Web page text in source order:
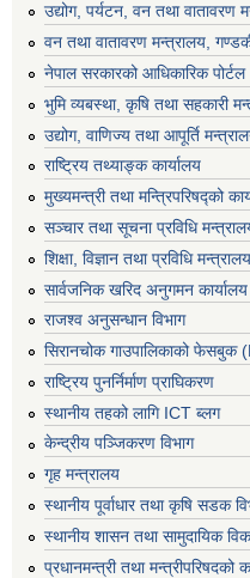
उद्योग, पर्यटन, वन तथा वातावरण
वन तथा वातावरण मन्त्रालय,
नेपाल सरकारको आधिकारिक पोर्टल
भुमि व्यबस्था, कृषि तथा सहकारी
उद्योग, वाणिज्य तथा आपूर्ति
राष्ट्रिय तथ्याङ्क कार्यालय
मुख्यमन्त्री तथा मन्त्रिपरिषद्को
सञ्‍चार तथा सूचना प्रविधि
शिक्षा, विज्ञान तथा प्रविधि मन्त्रालय
सार्वजनिक खरिद अनुगमन कार्यालय
राजश्व अनुसन्धान विभाग
सिरानचोक गाउपालिकाको
राष्ट्रिय पुनर्निर्माण प्राघिकरण
स्थानीय तहको लागि ICT ब्लग
केन्द्रीय पञ्जिकरण विभाग
गृह मन्त्रालय
स्थानीय पूर्वाधार तथा कृषि सडक
स्थानीय शासन तथा सामुदायिक
प्रधानमन्त्री तथा मन्त्रीपरिषदको